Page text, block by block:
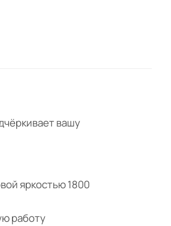
вашу
яркостью 1800
работу